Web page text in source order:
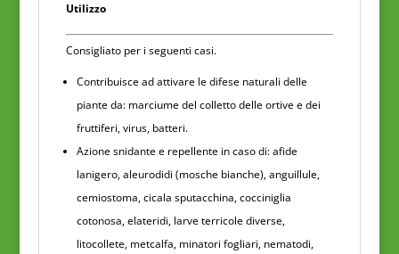
Utilizzo
Consigliato per i seguenti casi.
Contribuisce ad attivare le difese naturali delle
piante da: marciume del colletto delle ortive e dei
fruttiferi, virus, batteri.
Azione snidante e repellente in caso di: afide
lanigero, aleurodidi (mosche bianche), anguillule,
cemiostoma, cicala sputacchina, cocciniglia
cotonosa, elateridi, larve terricole diverse,
litocollete, metcalfa, minatori fogliari, nematodi,